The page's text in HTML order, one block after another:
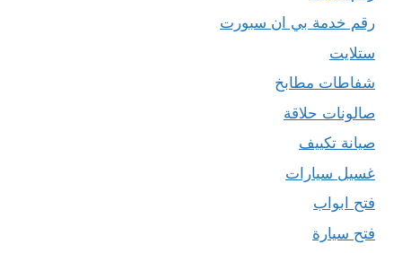
رقم خدمة بي ان سبورت
ستلايت
شفاطات مطابخ
صالونات حلاقة
صيانة تكييف
غسيل سيارات
فتح ابواب
فتح سيارة